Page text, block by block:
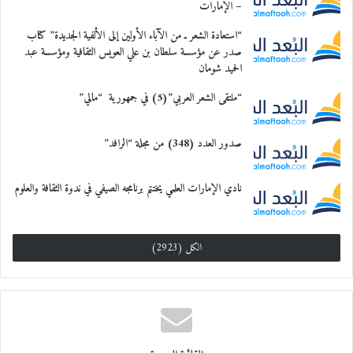
البيانات بمصدر واحد، مما يلغي تكرار البيانات ويزيد من
الأمان.
تمنع تقنية “بلوك تشين” الاحتيال والتلاعب بالبيانات
لأنه لا يمكن تغيير البيانات دون إذن من النصاب
القانوني للأطراف. يمكن مشاركة دفتر أستاذ تقنية البلوك
تشين ولكن لا يمكن تغييره. إذا حاول أحد الأشخاص
تغيير البيانات، فسيتم تنبيه جميع المشاركين وسيعرفون من
يقوم بالمحاولة.
معجب بهذه:
– الإمارات
“استعادة الشعر ـ من الآباء الأولين إلى الألفية الجديدة” كتاب
صدر عن مؤسسة سلطان بن علي العويس الثقافية ومؤسسة عبد
الحميد شومان
“ملتقى الشعر العربي”(5) في جمهورية “مالي”
صدور العدد (348) من مجلة “الرافد”
نادي الإمارات العلمي يختتم برنامجه الصيفي في ندوة الثقافة والعلوم
الكل (2923)